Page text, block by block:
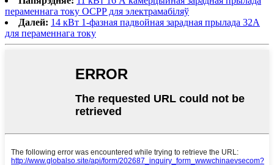
пераменнага току OCPP для электрамабіляў
Далей: 14 кВт 1-фазная падвойная зарадная прылада 32A
для пераменнага току